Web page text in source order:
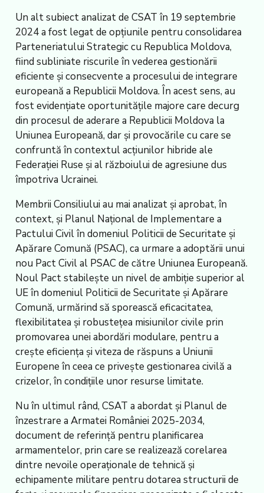
Un alt subiect analizat de CSAT în 19 septembrie
2024 a fost legat de opțiunile pentru consolidarea
Parteneriatului Strategic cu Republica Moldova,
fiind subliniate riscurile în vederea gestionării
eficiente și consecvente a procesului de integrare
europeană a Republicii Moldova. În acest sens, au
fost evidențiate oportunitățile majore care decurg
din procesul de aderare a Republicii Moldova la
Uniunea Europeană, dar și provocările cu care se
confruntă în contextul acțiunilor hibride ale
Federației Ruse și al războiului de agresiune dus
împotriva Ucrainei.
Membrii Consiliului au mai analizat și aprobat, în
context, și Planul Național de Implementare a
Pactului Civil în domeniul Politicii de Securitate și
Apărare Comună (PSAC), ca urmare a adoptării unui
nou Pact Civil al PSAC de către Uniunea Europeană.
Noul Pact stabilește un nivel de ambiție superior al
UE în domeniul Politicii de Securitate și Apărare
Comună, urmărind să sporească eficacitatea,
flexibilitatea și robustețea misiunilor civile prin
promovarea unei abordări modulare, pentru a
crește eficiența și viteza de răspuns a Uniunii
Europene în ceea ce privește gestionarea civilă a
crizelor, în condițiile unor resurse limitate.
Nu în ultimul rând, CSAT a abordat și Planul de
înzestrare a Armatei României 2025-2034,
document de referință pentru planificarea
armamentelor, prin care se realizează corelarea
dintre nevoile operaționale de tehnică și
echipamente militare pentru dotarea structurii de